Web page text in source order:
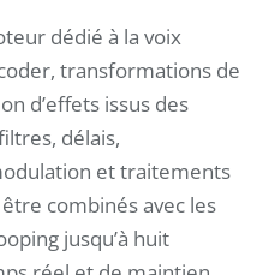
dédié à la voix
transformations de
d’effets issus des
délais,
et traitements
combinés avec les
jusqu’à huit